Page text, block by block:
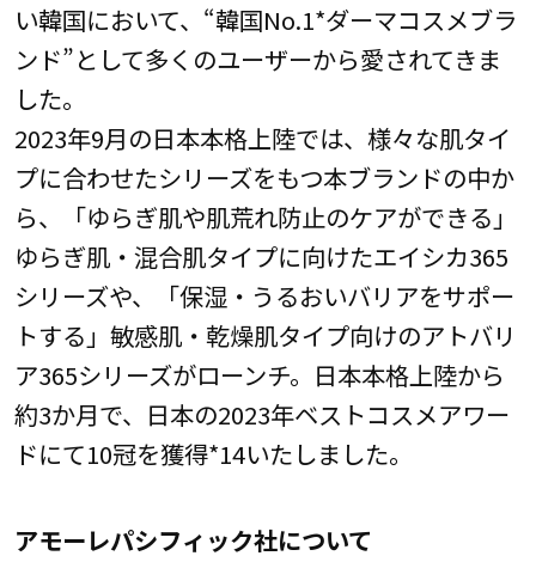
い韓国において、“韓国No.1*ダーマコスメブラ
ンド”として多くのユーザーから愛されてきま
した。
2023年9月の日本本格上陸では、様々な肌タイ
プに合わせたシリーズをもつ本ブランドの中か
ら、「ゆらぎ肌や肌荒れ防止のケアができる」
ゆらぎ肌・混合肌タイプに向けたエイシカ365
シリーズや、「保湿・うるおいバリアをサポー
トする」敏感肌・乾燥肌タイプ向けのアトバリ
ア365シリーズがローンチ。日本本格上陸から
約3か月で、日本の2023年ベストコスメアワー
ドにて10冠を獲得*14いたしました。
アモーレパシフィック社について